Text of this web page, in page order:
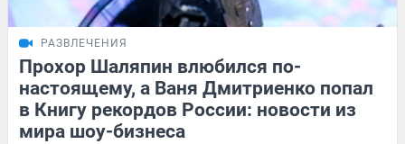
РАЗВЛЕЧЕНИЯ
Прохор Шаляпин влюбился по-
настоящему, а Ваня Дмитриенко попал
в Книгу рекордов России: новости из
мира шоу-бизнеса